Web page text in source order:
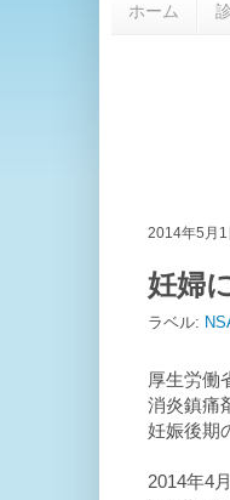
ホーム
2014年5月1
妊婦
ラベル:
厚生労働
消炎鎮痛
妊娠後期
2014年4